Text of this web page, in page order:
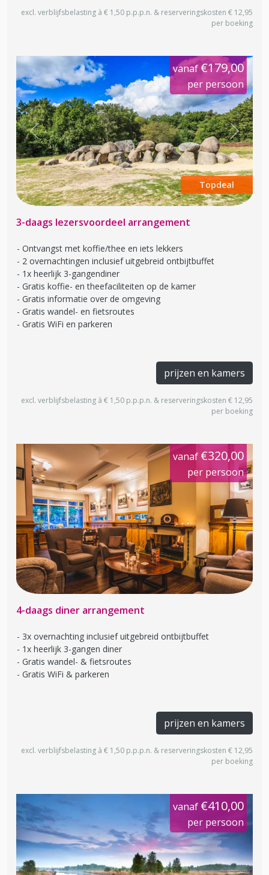
excl. verblijfsbelasting à € 1,50 p.p.p.n. & reserveringskosten € 12,95
per boeking
vanaf €179,00
per persoon
Topdeal
Previous Next
3-daags lezersvoordeel arrangement
Ontvangst met koffie/thee en iets lekkers
2 overnachtingen inclusief uitgebreid ontbijtbuffet
1x heerlijk 3-gangendiner
Gratis koffie- en theefaciliteiten op de kamer
Gratis informatie over de omgeving
Gratis wandel- en fietsroutes
Gratis WiFi en parkeren
prijzen en kamers
excl. verblijfsbelasting à € 1,50 p.p.p.n. & reserveringskosten € 12,95
per boeking
vanaf €320,00
per persoon
4-daags diner arrangement
3x overnachting inclusief uitgebreid ontbijtbuffet
1x heerlijk 3-gangen diner
Gratis wandel- & fietsroutes
Gratis WiFi & parkeren
prijzen en kamers
excl. verblijfsbelasting à € 1,50 p.p.p.n. & reserveringskosten € 12,95
per boeking
vanaf €410,00
per persoon